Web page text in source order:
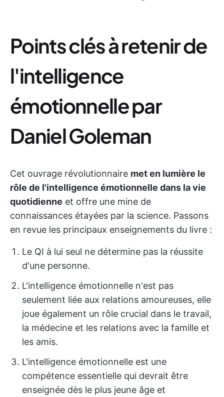
Points clés à retenir de
l'intelligence
émotionnelle par
Daniel Goleman
Cet ouvrage révolutionnaire met en lumière le
rôle de l'intelligence émotionnelle dans la vie
quotidienne et offre une mine de
connaissances étayées par la science. Passons
en revue les principaux enseignements du livre :
Le QI à lui seul ne détermine pas la réussite
d'une personne.
L'intelligence émotionnelle n'est pas
seulement liée aux relations amoureuses, elle
joue également un rôle crucial dans le travail,
la médecine et les relations avec la famille et
les amis.
L'intelligence émotionnelle est une
compétence essentielle qui devrait être
enseignée dès le plus jeune âge et